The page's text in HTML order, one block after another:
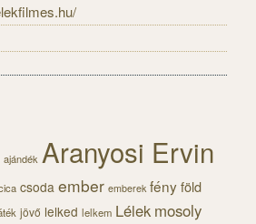
ajándék Aranyosi Ervin
csoda ember emberek fényföld
jövő lelked lelkem Lélek mosoly